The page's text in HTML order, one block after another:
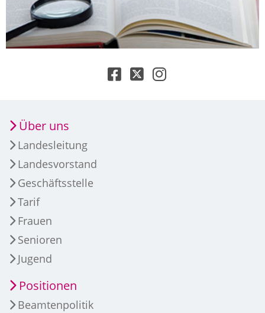
Über uns
Landesleitung
Landesvorstand
Geschäftsstelle
Tarif
Frauen
Senioren
Jugend
Positionen
Beamtenpolitik